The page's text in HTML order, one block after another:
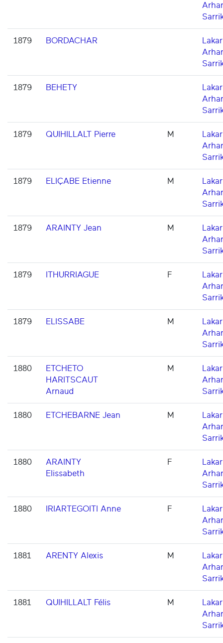
1879 BORDACHAR
1879 BEHETY
1879 QUIHILLALT Pierre M
1879 ELIÇABE Etienne M
1879 ARAINTY Jean M
1879 ITHURRIAGUE F
1879 ELISSABE M
1880
ETCHETO
HARITSCAUT
Arnaud
M
1880 ETCHEBARNE Jean M
1880
ARAINTY
Elissabeth
F
1880 IRIARTEGOITI Anne F
1881 ARENTY Alexis M
1881 QUIHILLALT Félis M